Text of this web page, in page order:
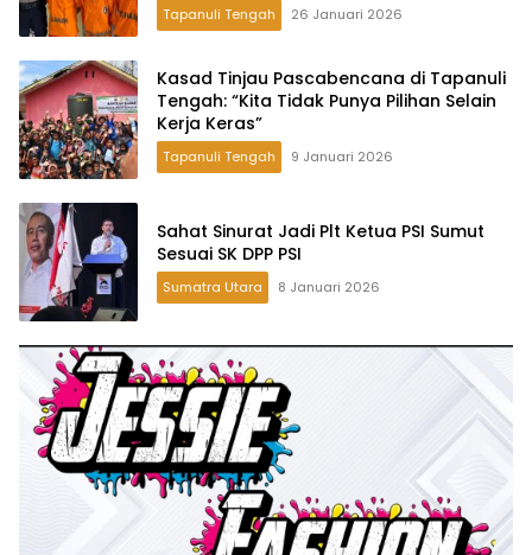
Tapanuli Tengah 26 Januari 2026
Kasad Tinjau Pascabencana di Tapanuli
Tengah: “Kita Tidak Punya Pilihan Selain
Kerja Keras”
Tapanuli Tengah 9 Januari 2026
Sahat Sinurat Jadi Plt Ketua PSI Sumut
Sesuai SK DPP PSI
Sumatra Utara 8 Januari 2026